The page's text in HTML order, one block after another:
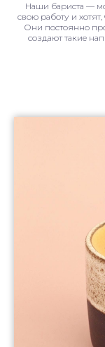
Наши бариста —
свою работу и
Они постоянно
создают такие